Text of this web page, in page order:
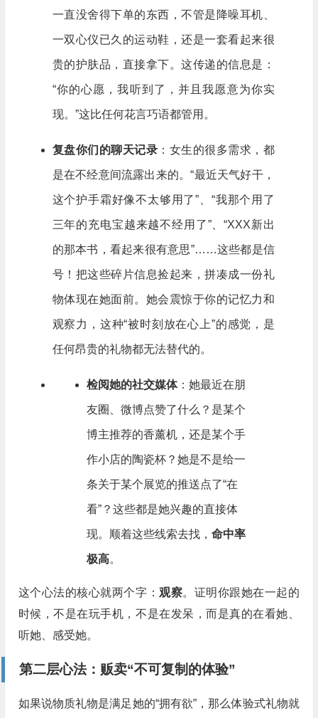
一直没舍得下单的东西，不管是降噪耳机、
一双心仪已久的运动鞋，还是一套看起来很
贵的护肤品，直接拿下。这传递的信息是：
“你的心愿，我听到了，并且我愿意为你实
现。”这比任何花言巧语都管用。
复盘你们的聊天记录 ：女生的很多需求，都
是在不经意间流露出来的。“最近天气好干，
这个护手霜好像不太够用了”、“我那个用了
三年的充电宝越来越不经用了”、“XXX新出
的那本书，看起来很有意思”……这些都是信
号！把这些碎片信息捡起来，拼凑成一份礼
物体现在她面前。她会震惊于你的记忆力和
观察力，这种“被时刻放在心上”的感觉，是
任何昂贵的礼物都无法替代的。
检阅她的社交媒体：她最近在朋
友圈、微博点赞了什么？是某个
博主推荐的香薰机，还是某个手
作小店的陶瓷杯？她是不是给一
条关于某个展览的推送点了“在
看”？这些都是她兴趣的直接体
现。顺着这些线索去找， 命中率
极高。
这个心法的核心就两个字：观察。证明你跟她在一起的
时候，不是在玩手机，不是在发呆，而是真的在看她、
听她、感受她。
第二层心法：贩卖“不可复制的体验”
如果说物质礼物是满足她的“拥有欲”，那么体验式礼物就